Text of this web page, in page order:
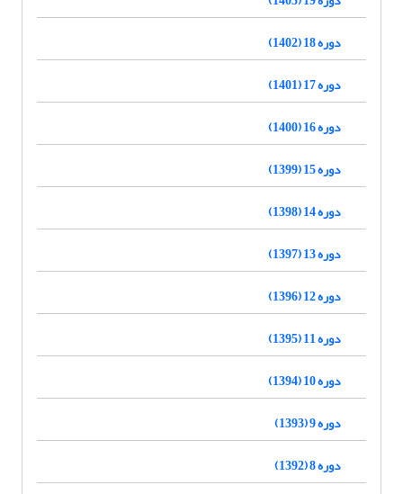
دوره 18 (1402)
دوره 17 (1401)
دوره 16 (1400)
دوره 15 (1399)
دوره 14 (1398)
دوره 13 (1397)
دوره 12 (1396)
دوره 11 (1395)
دوره 10 (1394)
دوره 9 (1393)
دوره 8 (1392)